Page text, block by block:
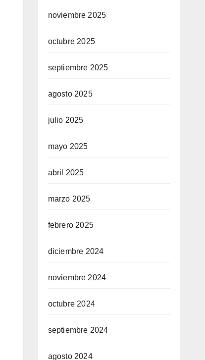
noviembre 2025
octubre 2025
septiembre 2025
agosto 2025
julio 2025
mayo 2025
abril 2025
marzo 2025
febrero 2025
diciembre 2024
noviembre 2024
octubre 2024
septiembre 2024
agosto 2024